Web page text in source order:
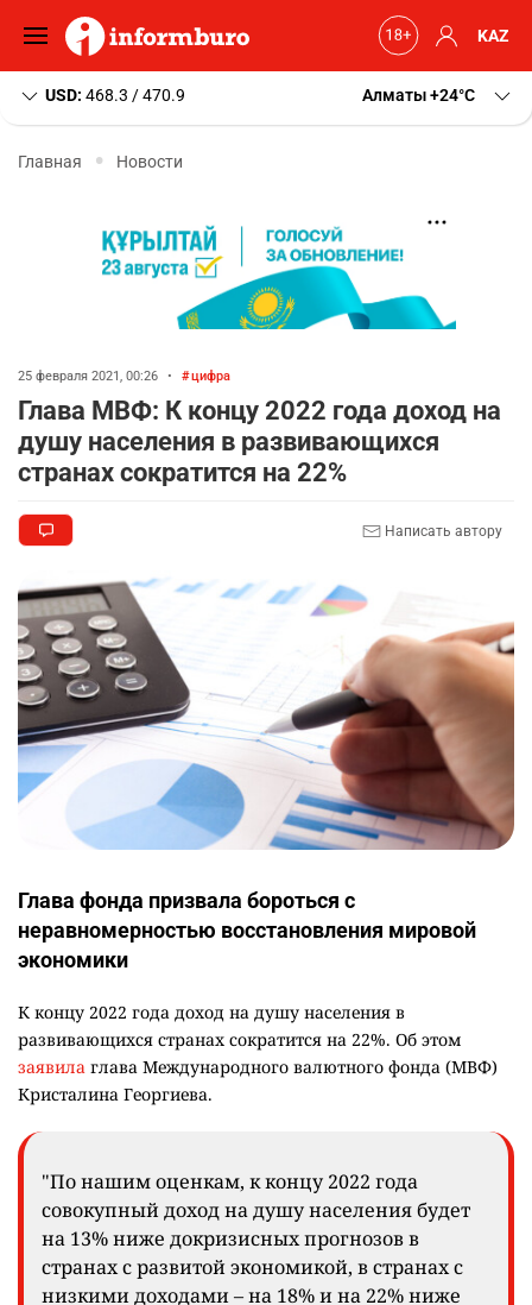
KAZ
USD: 468.3 / 470.9 Алматы+24 C
Главная Новости
25 февраля 2021, 00:26 • цифра
Глава МВФ: К концу 2022 года доход на
душу населения в развивающихся
странах сократится на 22%
Написать автору
Глава фонда призвала бороться с
неравномерностью восстановления мировой
экономики
К концу 2022 года доход на душу населения в
развивающихся странах сократится на 22%. Об этом
заявила глава Международного валютного фонда (МВФ)
Кристалина Георгиева.
"По нашим оценкам, к концу 2022 года
совокупный доход на душу населения будет
на 13% ниже докризисных прогнозов в
странах с развитой экономикой, в странах с
низкими доходами – на 18% и на 22% ниже